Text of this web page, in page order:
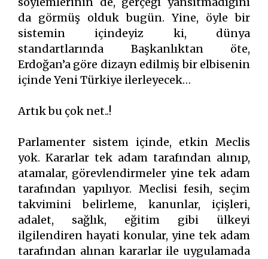
da görmüş olduk bugün. Yine, öyle bir
sistemin içindeyiz ki, dünya
standartlarında Başkanlıktan öte,
Erdoğan’a göre dizayn edilmiş bir elbisenin
içinde Yeni Türkiye ilerleyecek…
Artık bu çok net..!
Parlamenter sistem içinde, etkin Meclis
yok. Kararlar tek adam tarafından alınıp,
atamalar, görevlendirmeler yine tek adam
tarafından yapılıyor. Meclisi fesih, seçim
takvimini belirleme, kanunlar, içişleri,
adalet, sağlık, eğitim gibi ülkeyi
ilgilendiren hayati konular, yine tek adam
tarafından alınan kararlar ile uygulamada